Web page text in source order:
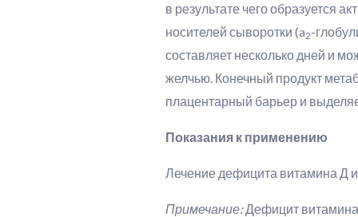
в результате чего образуется
носителей сыворотки (a2-
составляет несколько дней и
желчью. Конечный продукт
плацентарный барьер и
Показания к применению
Лечение дефицита витамина Д
Примечание:Дефицит витамина